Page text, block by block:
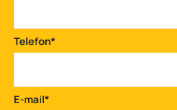
Telefon*
E-mail*